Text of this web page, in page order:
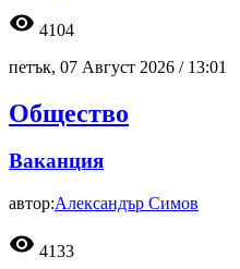
visibility 4104
петък, 07 Август 2026 / 13:01
Общество
Ваканция
автор:Александър Симов
visibility 4133